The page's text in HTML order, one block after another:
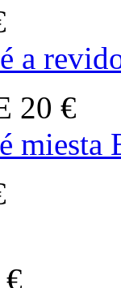
a
20 €
miesta